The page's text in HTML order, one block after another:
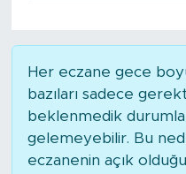
Her eczane gece
bazıları sadece
beklenmedik
gelemeyebilir. Bu
eczanenin açık